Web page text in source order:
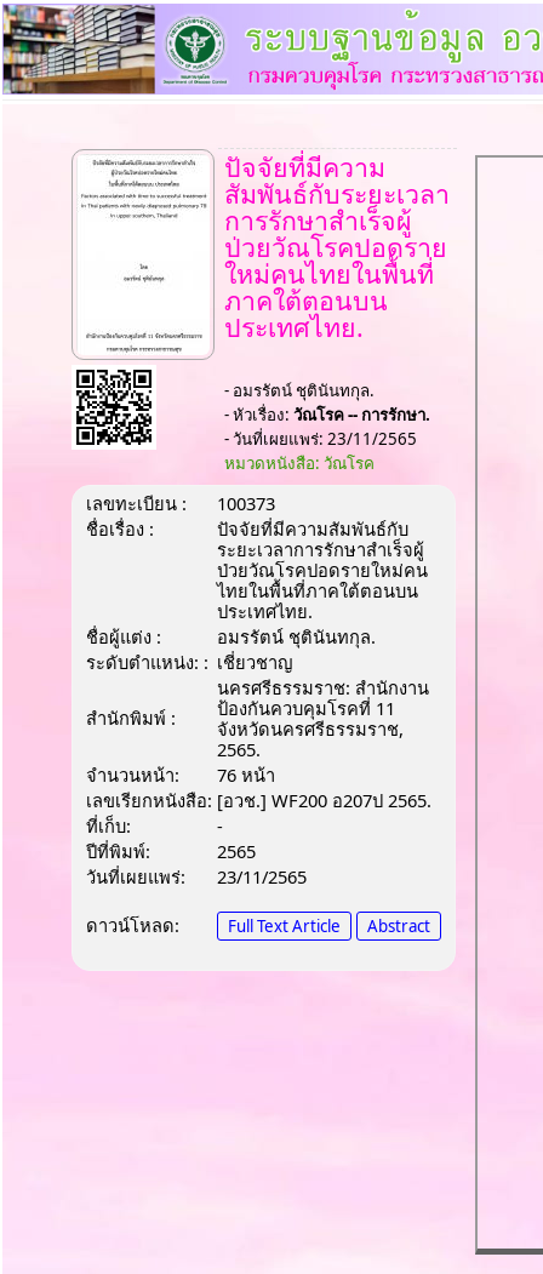
ปัจจัยที่มีความ
สัมพันธ์กับระยะเวลา
การรักษาสำเร็จผู้
ป่วยวัณโรคปอดราย
ใหม่คนไทยในพื้นที่
ภาคใต้ตอนบน
ประเทศไทย.
- อมรรัตน์ ชุตินันทกุล.
- หัวเรื่อง: วัณโรค -- การรักษา.
- วันที่เผยแพร่: 23/11/2565
หมวดหนังสือ: วัณโรค
เลขทะเบียน :
100373
ชื่อเรื่อง :
ปัจจัยที่มีความสัมพันธ์กับ
ระยะเวลาการรักษาสำเร็จผู้
ป่วยวัณโรคปอดรายใหม่คน
ไทยในพื้นที่ภาคใต้ตอนบน
ประเทศไทย.
ชื่อผู้แต่ง :
อมรรัตน์ ชุตินันทกุล.
ระดับตำแหน่ง: : เชี่ยวชาญ
สำนักพิมพ์ :
นครศรีธรรมราช: สำนักงาน
ป้องกันควบคุมโรคที่ 11
จังหวัดนครศรีธรรมราช,
2565.
จำนวนหน้า:
76 หน้า
เลขเรียกหนังสือ: [อวช.] WF200 อ207ป 2565.
ที่เก็บ:
-
ปีที่พิมพ์:
2565
วันที่เผยแพร่:
23/11/2565
ดาวน์โหลด:
Full Text Article Abstract